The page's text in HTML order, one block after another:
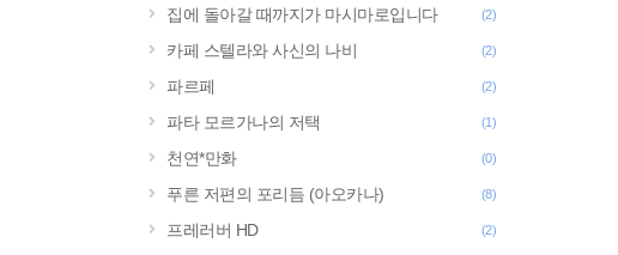
집에 돌아갈 때까지가 마시마로입니다 (2)
카페 스텔라와 사신의 나비 (2)
파르페 (2)
파타 모르가나의 저택 (1)
천연*만화 (0)
푸른 저편의 포리듬 (아오카나) (8)
프레러버 HD (2)